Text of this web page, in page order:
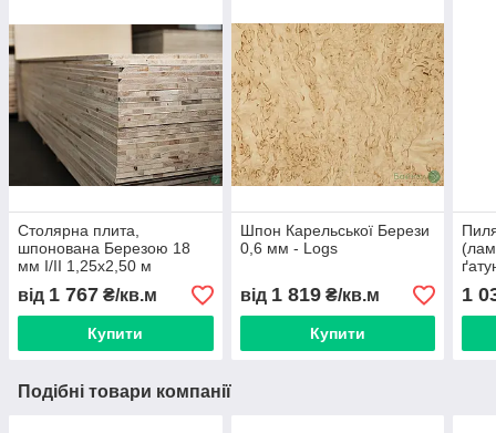
Столярна плита,
шпонована Березою 18
мм I/II 1,25х2,50 м
від 1 767 ₴/кв.м
Купити
Шпон Карельської Берези
0,6 мм - Logs
від 1 819₴/кв.м
Купити
1
Подібні товари компанії